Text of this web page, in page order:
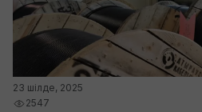
23 шілде, 2025
2547